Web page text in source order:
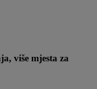
više mjesta za